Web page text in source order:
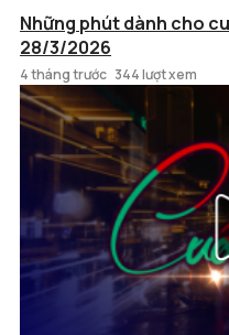
Những phút dành cho
28/3/2026
4 tháng trước 344 lượt xem